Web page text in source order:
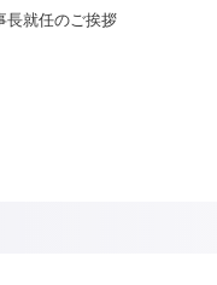
長就任のご挨拶